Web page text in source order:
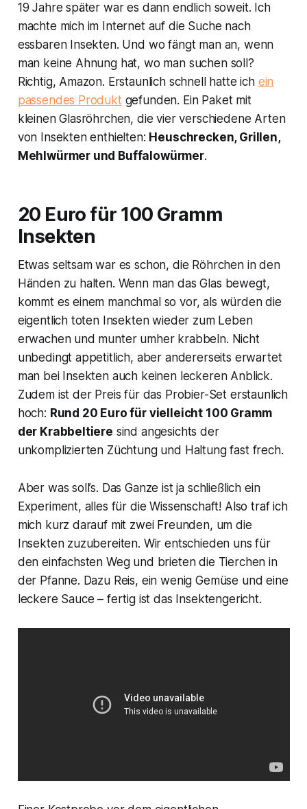
19 Jahre später war es dann endlich soweit. Ich
machte mich im Internet auf die Suche nach
essbaren Insekten. Und wo fängt man an, wenn
man keine Ahnung hat, wo man suchen soll?
Richtig, Amazon. Erstaunlich schnell hatte ich ein
passendes Produktgefunden. Ein Paket mit
kleinen Glasröhrchen, die vier verschiedene Arten
von Insekten enthielten: Heuschrecken, Grillen,
Mehlwürmer und Buffalowürmer.
20 Euro für 100 Gramm
Insekten
Etwas seltsam war es schon, die Röhrchen in den
Händen zu halten. Wenn man das Glas bewegt,
kommt es einem manchmal so vor, als würden die
eigentlich toten Insekten wieder zum Leben
erwachen und munter umher krabbeln. Nicht
unbedingt appetitlich, aber andererseits erwartet
man bei Insekten auch keinen leckeren Anblick.
Zudem ist der Preis für das Probier-Set erstaunlich
hoch: Rund 20 Euro für vielleicht 100 Gramm
der Krabbeltiere sind angesichts der
unkomplizierten Züchtung und Haltung fast frech.
Aber was soll’s. Das Ganze ist ja schließlich ein
Experiment, alles für die Wissenschaft! Also traf ich
mich kurz darauf mit zwei Freunden, um die
Insekten zuzubereiten. Wir entschieden uns für
den einfachsten Weg und brieten die Tierchen in
der Pfanne. Dazu Reis, ein wenig Gemüse und eine
leckere Sauce – fertig ist das Insektengericht.